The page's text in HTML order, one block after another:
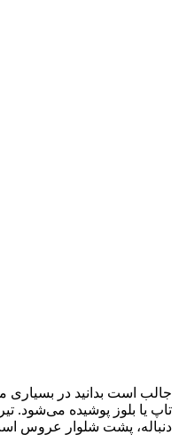
جالب است بدانید در
تاپ یا بلوز پوشیده می‌شود.
دنباله، پشت شلوار عروس